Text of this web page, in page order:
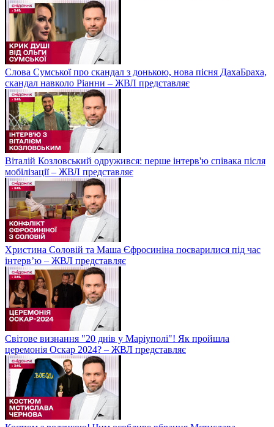
Слова Сумської про скандал з донькою, нова пісня ДахаБраха,
скандал навколо Ріанни – ЖВЛ представляє
Віталій Козловський одружився: перше інтерв'ю співака після
мобілізації – ЖВЛ представляє
Христина Соловій та Маша Єфросиніна посварилися під час
інтерв’ю – ЖВЛ представляє
Світове визнання "20 днів у Маріуполі"! Як пройшла
церемонія Оскар 2024? – ЖВЛ представляє